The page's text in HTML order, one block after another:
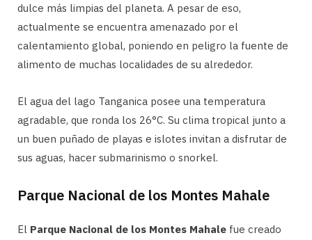
dulce más limpias del planeta. A pesar de eso,
actualmente se encuentra amenazado por el
calentamiento global, poniendo en peligro la fuente de
alimento de muchas localidades de su alrededor.
El agua del lago Tanganica posee una temperatura
agradable, que ronda los 26°C. Su clima tropical junto a
un buen puñado de playas e islotes invitan a disfrutar de
sus aguas, hacer submarinismo o snorkel.
Parque Nacional de los Montes Mahale
El Parque Nacional de los Montes Mahale fue creado